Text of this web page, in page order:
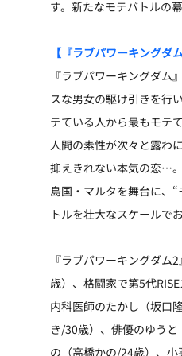
す。新たなモテバトルの
【『ラブパワーキングダ
『ラブパワーキングダ
スな男女の駆け引きを行
テている人から最もモテ
人間の素性が次々と露わ
抑えきれない本気の恋…
島国・マルタを舞台に、
トルを壮大なスケールで
『ラブパワーキングダ
歳）、格闘家で第5代
内科医師のたかし（坂口
き/30歳）、俳優のゆう
の（高橋かの/24歳）、